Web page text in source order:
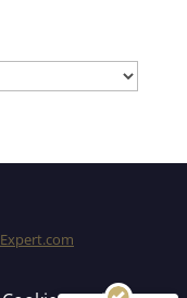
Heinemann & Rummel GbR
Empfehlungen auf